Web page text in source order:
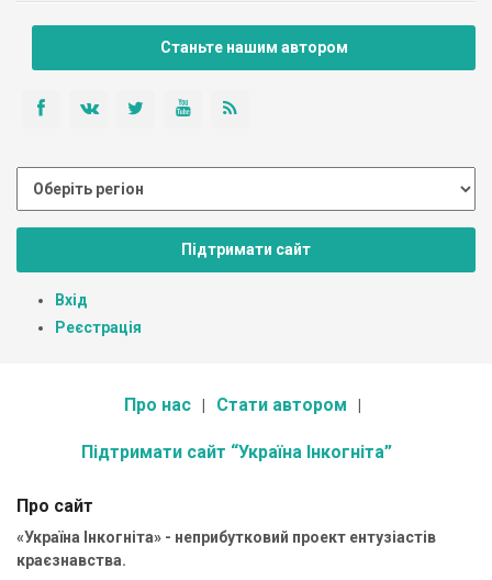
Станьте нашим автором
Підтримати сайт
Вхід
Реєстрація
Про нас Стати автором
Підтримати сайт “Україна Інкогніта”
Про сайт
«Україна Інкогніта» - неприбутковий проект ентузіастів
краєзнавства.